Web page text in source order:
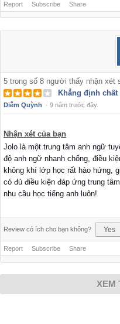
Report Subscribe Share
5 trong số 8 người thấy nhận xét
Khẳng định
Diễm Quỳnh · 9 năm trước đây.
Nhận xét của bạn
Jolo là một trung tâm anh ngữ
độ anh ngữ nhanh chống, điều
không khí lớp học rất hào hứng,
có đủ điều kiện đáp ứng trung
nhu cầu học tiếng anh luôn!
Review có ích cho bạn không? Yes
Report Subscribe Share
XEM